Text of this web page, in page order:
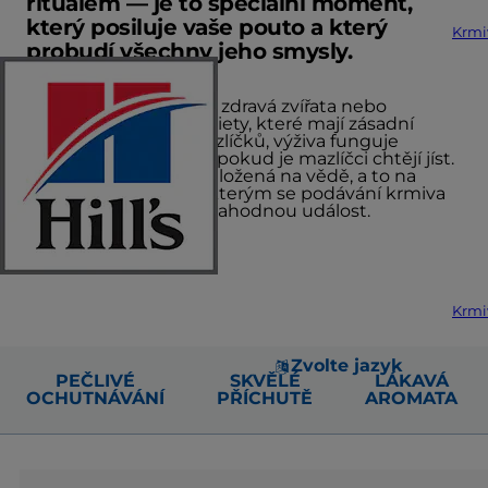
Zvolte jazyk
který posiluje vaše pouto a který
probudí všechny jeho smysly.
Ať už jde o krmivo pro zdravá zvířata nebo
speciální veterinární diety, které mají zásadní
význam pro životy mazlíčků, výživa funguje
správně pouze tehdy, pokud je mazlíčci chtějí jíst.
Proto je naše výživa založená na vědě, a to na
všech úrovních, díky kterým se podávání krmiva
mění v uspokojující a lahodnou událost.
PEČLIVÉ
OCHUTNÁVÁNÍ
SKVĚLÉ
PŘÍCHUTĚ
LÁKAVÁ
AROMATA